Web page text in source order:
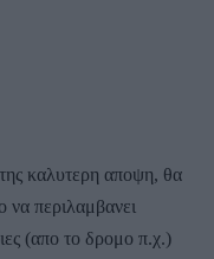
καλυτερη αποψη, θα
να περιλαμβανει
(απο το δρομο π.χ.)